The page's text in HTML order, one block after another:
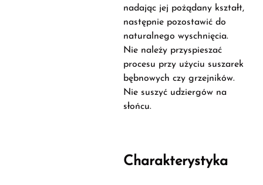
nadając jej pożądany kształt,
następnie pozostawić do
naturalnego wyschnięcia.
Nie należy przyspieszać
procesu przy użyciu suszarek
bębnowych czy grzejników.
Nie suszyć udziergów na
słońcu.
Charakterystyka